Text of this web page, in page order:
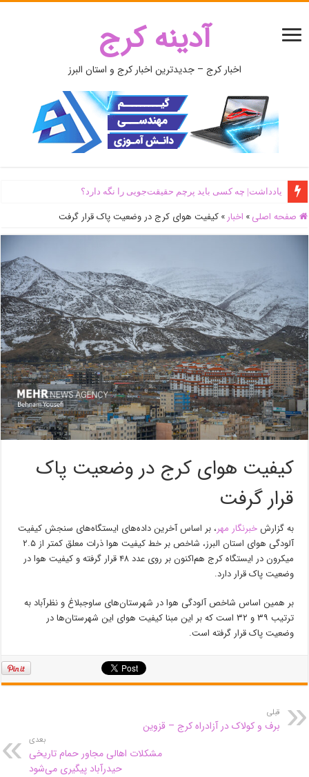
آدینه کرج
اخبار کرج – جدیدترین اخبار کرج و استان البرز
یادداشت| ‌چه کسی باید پرچم حقیقت‌جویی را نگه دارد؟
صفحه اصلی » اخبار » کیفیت هوای کرج در وضعیت پاک قرار گرفت
کیفیت هوای کرج در وضعیت پاک
قرار گرفت
به گزارش خبرنگار مهر، بر اساس آخرین داده‌های ایستگاه‌های سنجش کیفیت
آلودگی هوای استان البرز، شاخص بر خط کیفیت هوا ذرات معلق کمتر از ۲.۵
میکرون در ایستگاه کرج هم‌اکنون بر روی عدد ۴۸ قرار گرفته و کیفیت هوا در
وضعیت پاک قرار دارد.
بر همین اساس شاخص آلودگی هوا در شهرستان‌های ساوجبلاغ و نظرآباد به
ترتیب ۳۹ و ۳۲ است که بر این مبنا کیفیت هوای این شهرستان‌ها در
وضعیت پاک قرار گرفته است.
قبلی
برف و کولاک در آزادراه کرج – قزوین
بعدی
مشکلات اهالی مجاور حمام تاریخی
حیدرآباد پیگیری می‌شود